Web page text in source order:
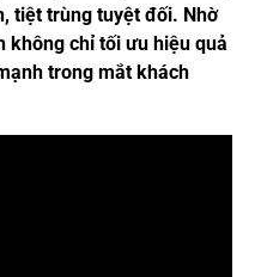
tiệt trùng tuyệt đối. Nhờ
không chỉ tối ưu hiệu quả
trong mắt khách